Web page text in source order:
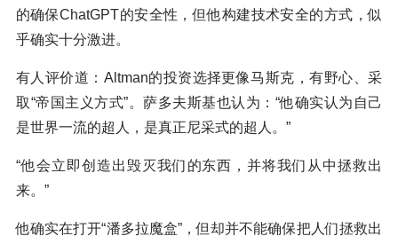
的确保ChatGPT的安全性，但他构建技术安全的方式，似
乎确实十分激进。
有人评价道：Altman的投资选择更像马斯克，有野心、采
取“帝国主义方式”。萨多夫斯基也认为：“他确实认为自己
是世界一流的超人，是真正尼采式的超人。”
“他会立即创造出毁灭我们的东西，并将我们从中拯救出
来。”
他确实在打开“潘多拉魔盒”，但却并不能确保把人们拯救出